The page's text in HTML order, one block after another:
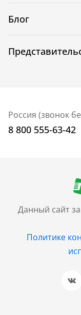
Данный сайт
Политике
Блог
Россия (звонок
8 800 555-63-42
+7 (499) 705-
Санкт-Петербург
+7 (812) 600-
Барнаул
+7 (961) 999-
Новосибирск